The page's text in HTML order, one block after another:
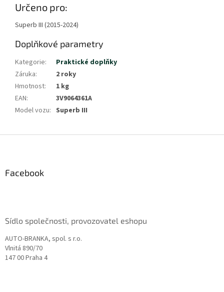
Určeno pro:
Superb III (2015-2024)
Doplňkové parametry
Kategorie:
Praktické doplňky
Záruka:
2 roky
Hmotnost:
1 kg
EAN:
3V9064361A
Model vozu: Superb III
Facebook
Sídlo společnosti, provozovatel eshopu
AUTO-BRANKA, spol. s r.o.
Vlnitá 890/70
147 00 Praha 4